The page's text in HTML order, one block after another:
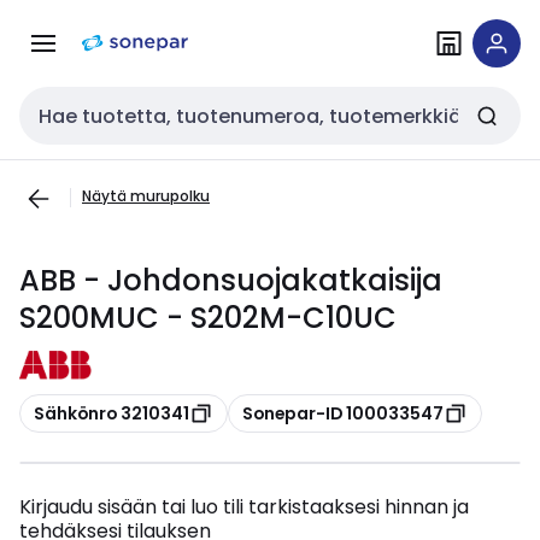
navigointiinsisältöön
Haku
Näytä murupolku
ABB - Johdonsuojakatkaisija
S200MUC - S202M-C10UC
Kopioi
Sähkönro 3210341 Kopioi
Sonepar-ID 100033547
Kirjaudu sisään tai luo tili tarkistaaksesi hinnan ja
tehdäksesi tilauksen